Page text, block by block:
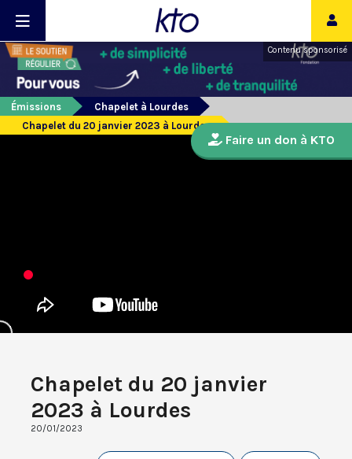
Contenu sponsorisé
Émissions
Chapelet à Lourdes
Chapelet du 20 janvier 2023 à Lourdes
Chapelet du 20 janvier
2023 à Lourdes
20/01/2023
Faire un don à KTO